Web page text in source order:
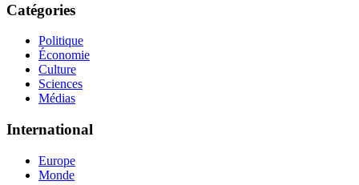
Catégories
Politique
Économie
Culture
Sciences
Médias
International
Europe
Monde